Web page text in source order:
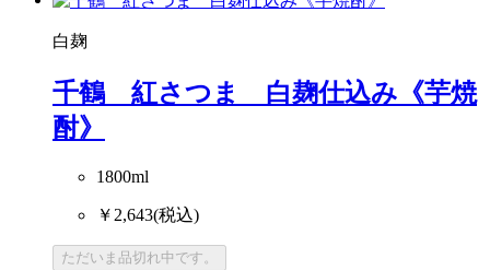
白麹
千鶴 紅さつま 白麹仕込み《芋焼
酎》
1800ml
￥2,643(税込)
ただいま品切れ中です。